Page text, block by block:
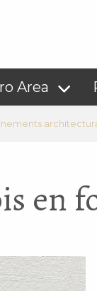
Area
en